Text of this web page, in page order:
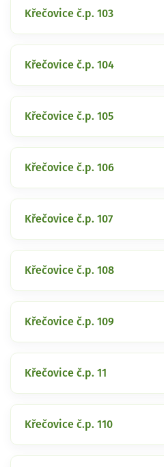
Křečovice č.p. 103
Křečovice č.p. 104
Křečovice č.p. 105
Křečovice č.p. 106
Křečovice č.p. 107
Křečovice č.p. 108
Křečovice č.p. 109
Křečovice č.p. 11
Křečovice č.p. 110